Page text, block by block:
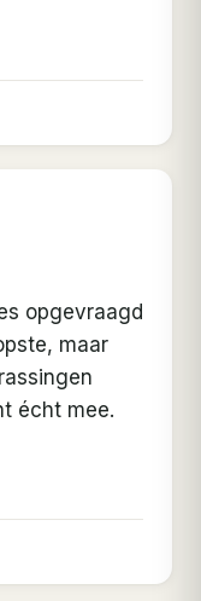
opgevraagd
maar
écht mee.